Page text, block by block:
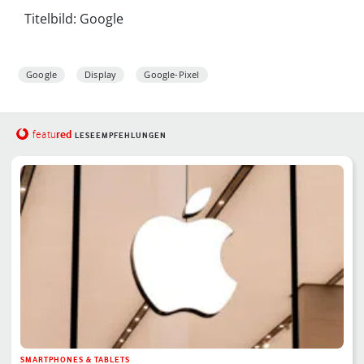
Titelbild: Google
Google Display Google-Pixel
featured LESEEMPFEHLUNGEN
SMARTPHONES & TABLETS